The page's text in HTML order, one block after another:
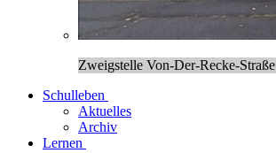
Zweigstelle Von-Der-Recke-Straße
Schulleben
Aktuelles
Archiv
Lernen